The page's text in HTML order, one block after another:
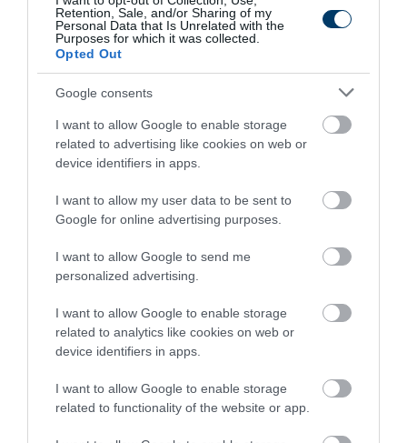
Retention, Sale, and/or Sharing of my
Personal Data that Is Unrelated with the
Purposes for which it was collected.
Opted Out
Google consents
I want to allow Google to enable storage
related to advertising like cookies on web or
device identifiers in apps.
I want to allow my user data to be sent to
Google for online advertising purposes.
I want to allow Google to send me
personalized advertising.
I want to allow Google to enable storage
related to analytics like cookies on web or
device identifiers in apps.
I want to allow Google to enable storage
related to functionality of the website or app.
Fungus Dries Up And Falls Off After The First
Stop Eating These 3 Foods That Are Known to
Cause Parasites